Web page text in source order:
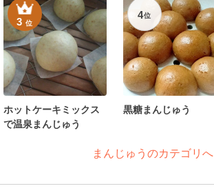
3位
ホットケーキミックス
で温泉まんじゅう
4位
黒糖まんじゅう
まんじゅうのカテゴリへ